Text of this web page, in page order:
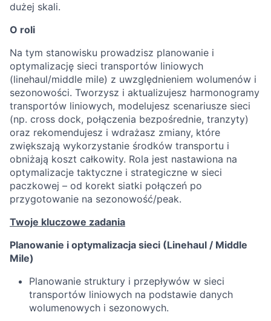
dużej skali.
O roli
Na tym stanowisku prowadzisz planowanie i
optymalizację sieci transportów liniowych
(linehaul/middle mile) z uwzględnieniem wolumenów i
sezonowości. Tworzysz i aktualizujesz harmonogramy
transportów liniowych, modelujesz scenariusze sieci
(np. cross dock, połączenia bezpośrednie, tranzyty)
oraz rekomendujesz i wdrażasz zmiany, które
zwiększają wykorzystanie środków transportu i
obniżają koszt całkowity. Rola jest nastawiona na
optymalizacje taktyczne i strategiczne w sieci
paczkowej – od korekt siatki połączeń po
przygotowanie na sezonowość/peak.
Twoje kluczowe zadania
Planowanie i optymalizacja sieci (Linehaul / Middle
Mile)
Planowanie struktury i przepływów w sieci
transportów liniowych na podstawie danych
wolumenowych i sezonowych.